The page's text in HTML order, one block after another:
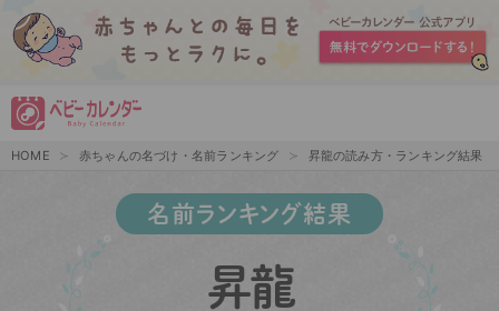
HOME 赤ちゃんの名づけ・名前ランキング 昇龍の読み方・ランキング結果
名前ランキング結果
昇龍